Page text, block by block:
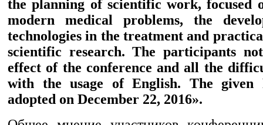
the planning of scientific work, focused
modern medical problems, the
technologies in the treatment and
scientific research. The participants
effect of the conference and all the
with the usage of English. The given
adopted on December 22, 2016».